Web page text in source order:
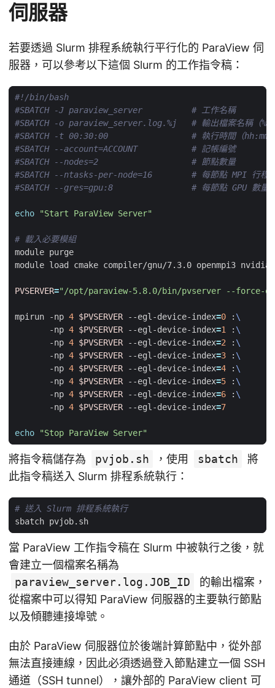
伺服器
若要透過 Slurm 排程系統執行平行化的 ParaView 伺
服器，可以參考以下這個 Slurm 的工作指令稿：
#SBATCH -J paraview_server          # 工作名稱
#SBATCH -o paraview_server.log.%j   # 輸出檔案名稱（
#SBATCH -t 00:30:00                 # 執行時間（
#SBATCH --account=ACCOUNT           # 記帳編號
#SBATCH --nodes=2                   # 節點數量
#SBATCH --ntasks-per-node=16        # 每節點 MPI 行程
#SBATCH --gres=gpu:8                # 每節點 GPU 數量
echo "Start ParaView Server"
# 載入必要模組
PVSERVER="/opt/paraview-5.8.0/bin/pvserver --
mpirun -np 4 $PVSERVER --egl-device-index=0 :
       -np
4 $PVSERVER --egl-device-index=1 :
       -np
4 $PVSERVER --egl-device-index=2 :
       -np
4 $PVSERVER --egl-device-index=3 :
       -np
4 $PVSERVER --egl-device-index=4 :
       -np
4 $PVSERVER --egl-device-index=5 :
       -np
4 $PVSERVER --egl-device-index=6 :
       -np
4 $PVSERVER --egl-device-index=7
echo "Stop ParaView Server"
將指令稿儲存為 pvjob.sh ，使用 sbatch
將
此指令稿送入 Slurm 排程系統執行：
# 送入 Slurm 排程系統執行
當 ParaView 工作指令稿在 Slurm 中被執行之後，就
會建立一個檔案名稱為
paraview_server.log.JOB_ID
的輸出檔案，
從檔案中可以得知 ParaView 伺服器的主要執行節點
以及傾聽連接埠號。
由於 ParaView 伺服器位於後端計算節點中，從外部
無法直接連線，因此必須透過登入節點建立一個 SSH
通道（SSH tunnel），讓外部的 ParaView client 可